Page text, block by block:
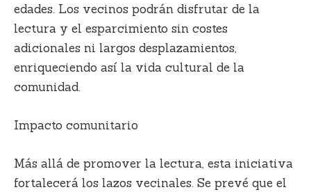
edades. Los vecinos podrán disfrutar de la
lectura y el esparcimiento sin costes
adicionales ni largos desplazamientos,
enriqueciendo así la vida cultural de la
comunidad.
Impacto comunitario
Más allá de promover la lectura, esta iniciativa
fortalecerá los lazos vecinales. Se prevé que el